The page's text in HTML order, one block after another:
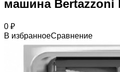
машина Bertazzoni
0 ₽
В избранноеСравнение